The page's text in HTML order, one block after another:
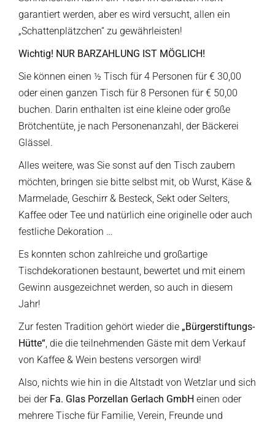
garantiert werden, aber es wird versucht, allen ein
„Schattenplätzchen“ zu gewährleisten!
Wichtig! NUR BARZAHLUNG IST MÖGLICH!
Sie können einen ½ Tisch für 4 Personen für € 30,00
oder einen ganzen Tisch für 8 Personen für € 50,00
buchen. Darin enthalten ist eine kleine oder große
Brötchentüte, je nach Personenanzahl, der Bäckerei
Glässel.
Alles weitere, was Sie sonst auf den Tisch zaubern
möchten, bringen sie bitte selbst mit, ob Wurst, Käse &
Marmelade, Geschirr & Besteck, Sekt oder Selters,
Kaffee oder Tee und natürlich eine originelle oder auch
festliche Dekoration …
Es konnten schon zahlreiche und großartige
Tischdekorationen bestaunt, bewertet und mit einem
Gewinn ausgezeichnet werden, so auch in diesem
Jahr!
Zur festen Tradition gehört wieder die „Bürgerstiftungs-
Hütte“, die die teilnehmenden Gäste mit dem Verkauf
von Kaffee & Wein bestens versorgen wird!
Also, nichts wie hin in die Altstadt von Wetzlar und sich
bei der Fa. Glas Porzellan Gerlach GmbH einen oder
mehrere Tische für Familie, Verein, Freunde und